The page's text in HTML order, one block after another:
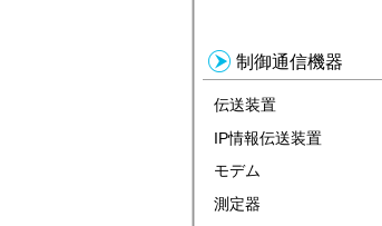
制御通信機器
伝送装置
IP情報伝送装置
モデム
測定器